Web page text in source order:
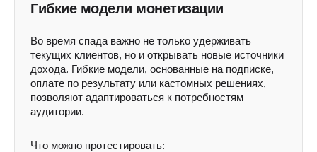
Гибкие модели монетизации
Во время спада важно не только удерживать
текущих клиентов, но и открывать новые источники
дохода. Гибкие модели, основанные на подписке,
оплате по результату или кастомных решениях,
позволяют адаптироваться к потребностям
аудитории.
Что можно протестировать: